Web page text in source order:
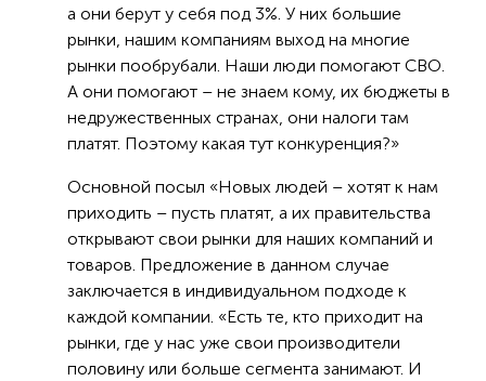
а они берут у себя под 3%. У них большие
рынки, нашим компаниям выход на многие
рынки пообрубали. Наши люди помогают СВО.
А они помогают – не знаем кому, их бюджеты в
недружественных странах, они налоги там
платят. Поэтому какая тут конкуренция?»
Основной посыл «Новых людей – хотят к нам
приходить – пусть платят, а их правительства
открывают свои рынки для наших компаний и
товаров. Предложение в данном случае
заключается в индивидуальном подходе к
каждой компании. «Есть те, кто приходит на
рынки, где у нас уже свои производители
половину или больше сегмента занимают. И